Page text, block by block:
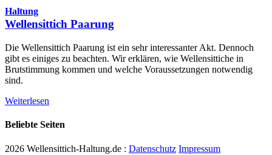
Haltung
Wellensittich Paarung
Die Wellensittich Paarung ist ein sehr interessanter Akt. Dennoch
gibt es einiges zu beachten. Wir erklären, wie Wellensittiche in
Brutstimmung kommen und welche Voraussetzungen notwendig
sind.
Weiterlesen
Beliebte Seiten
2026 Wellensittich-Haltung.de : Datenschutz Impressum